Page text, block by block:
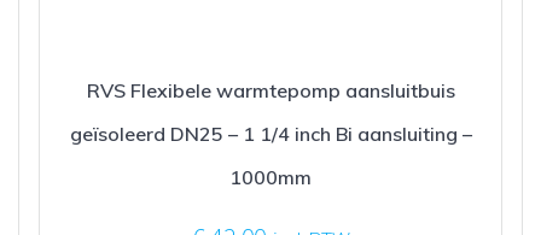
RVS Flexibele warmtepomp aansluitbuis
geïsoleerd DN25 – 1 1/4 inch Bi aansluiting –
1000mm